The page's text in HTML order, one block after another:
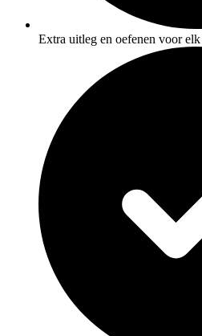
Extra uitleg en oefenen voor